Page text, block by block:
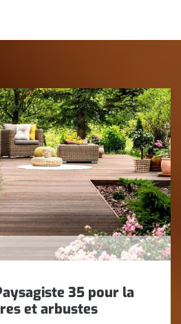
35 pour la
et arbustes